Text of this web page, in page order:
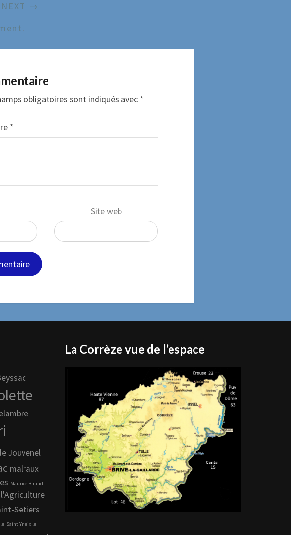
NEXT →
.
obligatoires sont indiqués avec *
*
Site web
Jouvenel
malraux
Maurice Biraud
Setiers
Saint Yrieix le
La Corrèze vue de l’espace